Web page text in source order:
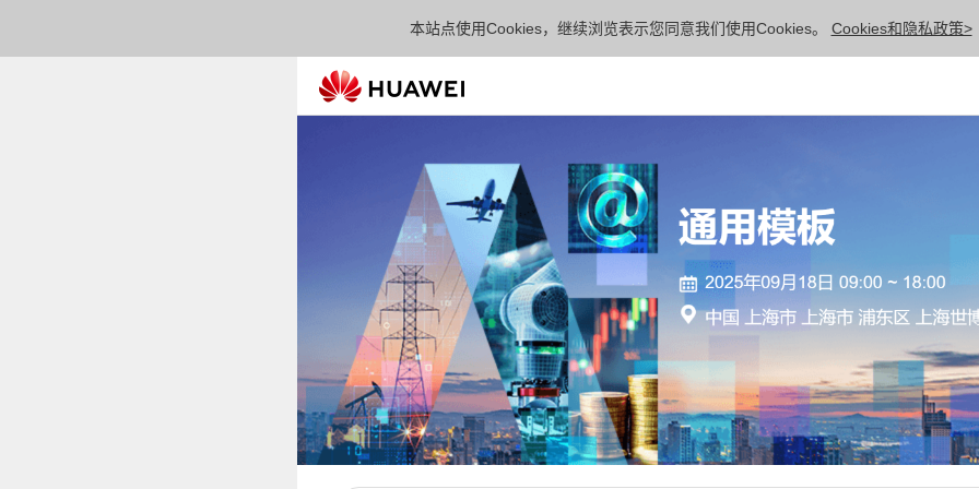
本站点使用Cookies，继续浏览表示您同意我们使用Cookies。 Cookies和隐私政策>